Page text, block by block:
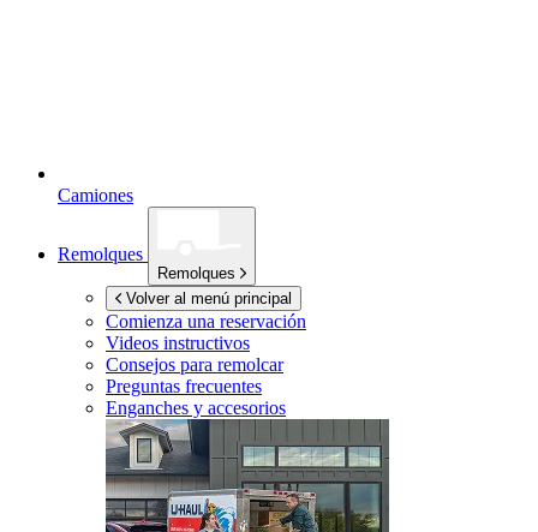
Camiones
Remolques
Remolques
Volver al menú principal
Comienza una reservación
Videos instructivos
Consejos para remolcar
Preguntas frecuentes
Enganches y accesorios